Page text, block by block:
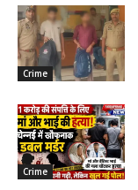
Crime
Crime